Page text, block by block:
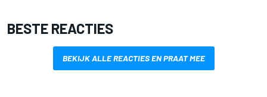
BESTE REACTIES
BEKIJK ALLE REACTIES EN PRAAT MEE